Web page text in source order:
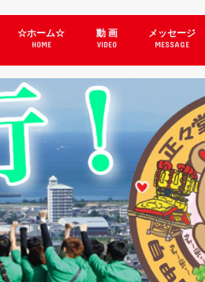
☆ホーム☆
HOME
動 画
VIDEO
ぼす食生活(體・柱)
メッセージ
MESSAGE